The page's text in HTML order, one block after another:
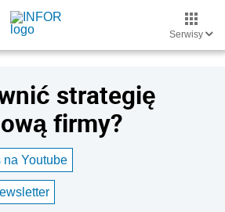
Serwisy
strategię
firmy?
na Youtube